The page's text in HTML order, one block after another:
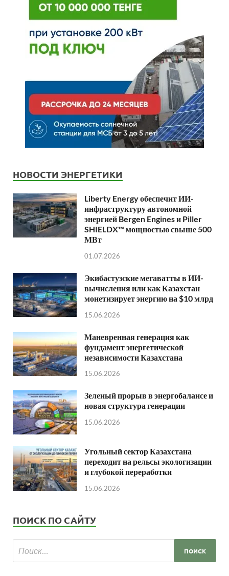
НОВОСТИ ЭНЕРГЕТИКИ
Liberty Energy обеспечит ИИ-
инфраструктуру автономной
энергией Bergen Engines и Piller
SHIELDX™ мощностью свыше 500
МВт
01.07.2026
Экибастузские мегаватты в ИИ-
вычисления или как Казахстан
монетизирует энергию на $10 млрд
15.06.2026
Маневренная генерация как
фундамент энергетической
независимости Казахстана
15.06.2026
Зеленый прорыв в энергобалансе и
новая структура генерации
15.06.2026
Угольный сектор Казахстана
переходит на рельсы экологизации
и глубокой переработки
15.06.2026
ПОИСК ПО САЙТУ